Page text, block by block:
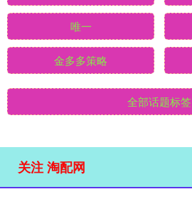
唯一
金多多策略
全部话题标签
关注 淘配网